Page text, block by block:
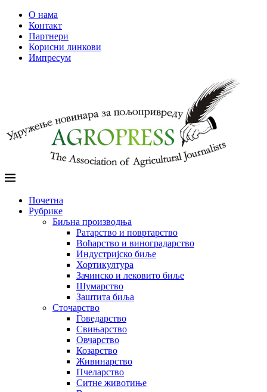
О нама
Контакт
Партнери
Корисни линкови
Импресум
Почетна
Рубрике
Биљна производња
Ратарство и повртарство
Воћарство и виноградарство
Индустријско биље
Хортикултура
Зачинско и лековито биље
Шумарство
Заштита биља
Сточарство
Говедарство
Свињарство
Овчарство
Козарство
Живинарство
Пчеларство
Ситне животиње